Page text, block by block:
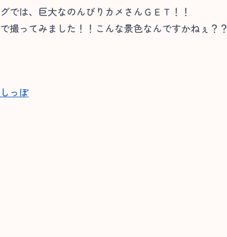
では、巨大なのんびりカメさんＧＥＴ！！
撮ってみました！！こんな景色なんですかねぇ？？